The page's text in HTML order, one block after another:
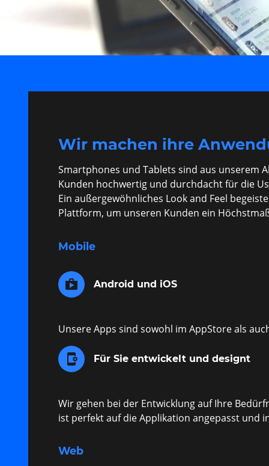
Wir machen ihre
Smartphones und Tablets sind aus unserem
Kunden hochwertig und durchdacht für die
Ein außergewöhnliches Look and Feel
Plattform, um unseren Kunden ein
Mobile
shop Android und iOS
Unsere Apps sind sowohl im AppStore als
app_settings_alt Für Sie entwickelt und designt
Wir gehen bei der Entwicklung auf Ihre
ist perfekt auf die Applikation angepasst und
Web